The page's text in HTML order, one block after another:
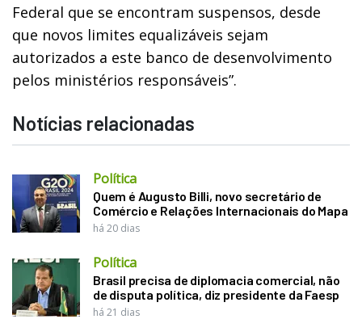
Federal que se encontram suspensos, desde
que novos limites equalizáveis sejam
autorizados a este banco de desenvolvimento
pelos ministérios responsáveis”.
Notícias relacionadas
Política
Quem é Augusto Billi, novo secretário de
Comércio e Relações Internacionais do Mapa
há 20 dias
Política
Brasil precisa de diplomacia comercial, não
de disputa política, diz presidente da Faesp
há 21 dias